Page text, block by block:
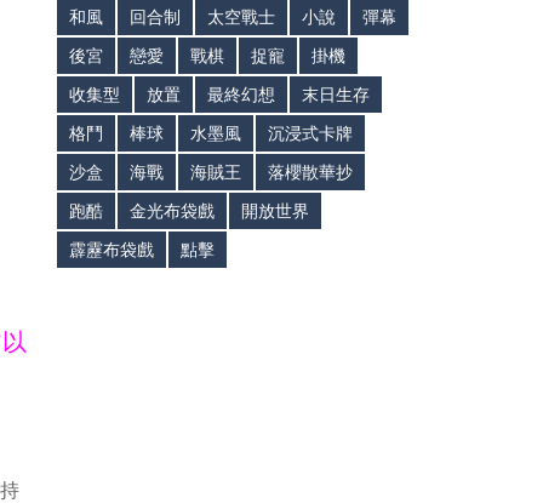
和風
回合制 太空戰士 小說
彈幕
後宮
戀愛 戰棋 捉寵
掛機
收集型
放置 最終幻想
末日生存
格鬥
棒球 水墨風
沉浸式卡牌
沙盒
海戰 海賊王
落櫻散華抄
跑酷
金光布袋戲
開放世界
霹靂布袋戲
點擊